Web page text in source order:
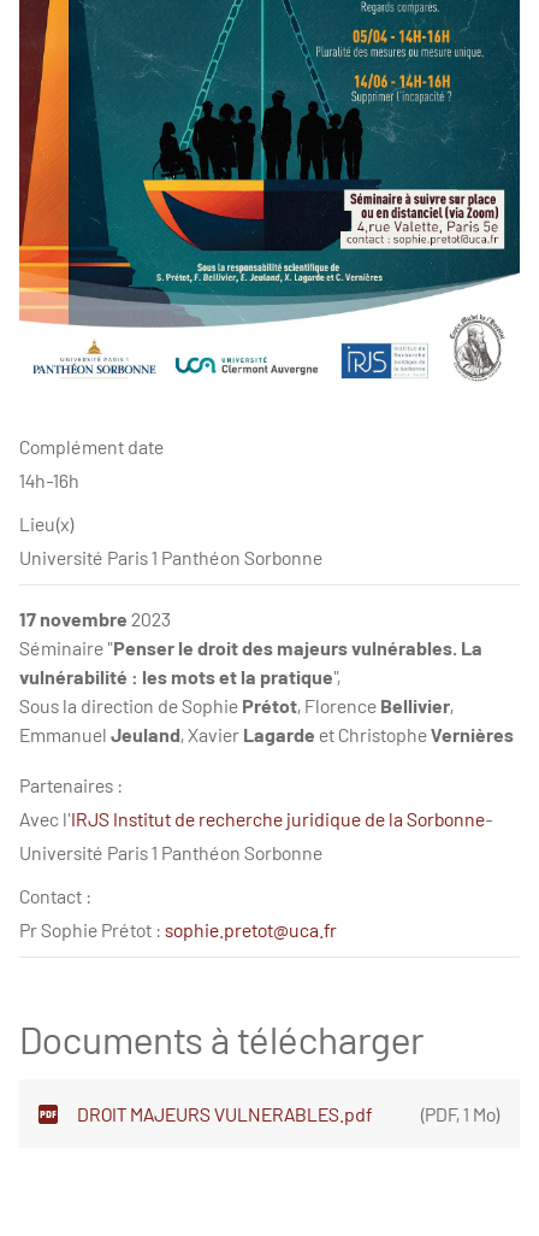
Complément date
14h-16h
Lieu(x)
Université Paris 1 Panthéon Sorbonne
17 novembre 2023
Séminaire "Penser le droit des majeurs vulnérables. La
vulnérabilité : les mots et la pratique",
Sous la direction de Sophie Prétot, Florence Bellivier,
Emmanuel Jeuland, Xavier Lagarde et ChristopheVernières
Partenaires :
Avec l'IRJS Institut de recherche juridique de la Sorbonne-
Université Paris 1 Panthéon Sorbonne
Contact :
Pr Sophie Prétot : sophie.pretot@uca.fr
Documents à télécharger
DROIT MAJEURS VULNERABLES.pdf (PDF,1 Mo)